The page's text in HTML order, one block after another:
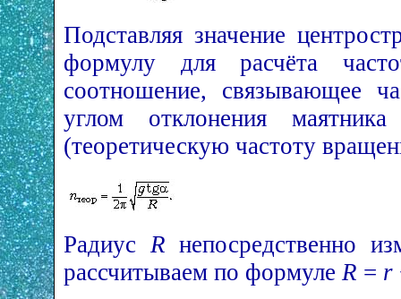
Подставляя значение
формулу для расчёта
соотношение, связывающее
углом отклонения
(теоретическую частоту
Радиус R непосредственно
рассчитываем по формуле R = r